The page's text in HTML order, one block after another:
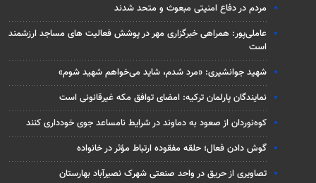
مردم در دفاع امنیتی مبعوث و متحد شدند
عاملی‌پور: همراهی خبرگزاری مهر در پوشش فعالیت های مساجد ارزشمند
است
شهید جوانشیری: «مرد شدم، شاید می‌خواهم شهید شوم»
نمایندگان پارلمان ترکیه: امضای توافق مکه غیرقانونی است
کوه‌نوردان از صعود به دماوند در شرایط نامساعد جوی خودداری کنند
گوش دادن فعال؛ حلقه مفقوده ارتباط مؤثر در خانواده
تصاویری از حریق در واحد صنعتی شهرک نصیرآباد بهارستان